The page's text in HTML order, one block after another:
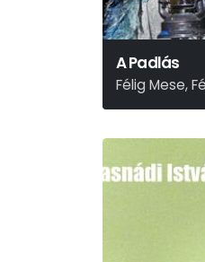
A Padlás
Félig Mese,
Presser –